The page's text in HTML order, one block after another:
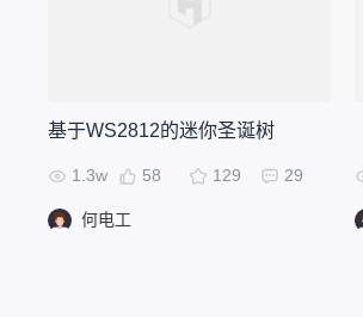
基于WS2812的迷你圣诞树
1.3w 58 129 29
何电工